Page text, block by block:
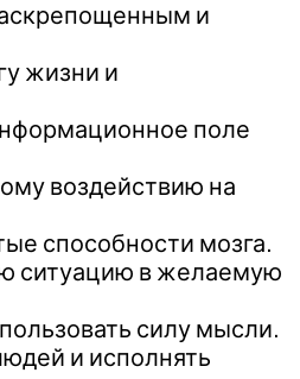
и
жизни и
поле
воздействию на
способности мозга.
ситуацию в желаемую
силу мысли.
и исполнять